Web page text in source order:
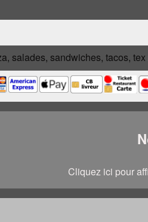
salades, sandwiches, tacos,
Cliquez ici pour